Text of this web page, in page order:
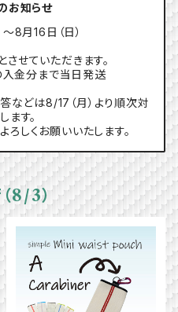
お知らせ
～8月16日（日）
せていただきます。
入金分まで当日発送
などは8/17（月）より順次対
ます。
ろしくお願いいたします。
8/3）